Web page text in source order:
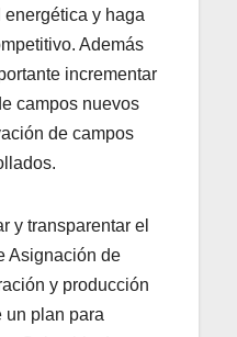
y haga
Además
incrementar
campos nuevos
de campos
y transparentar el
Asignación de
y producción
un plan para